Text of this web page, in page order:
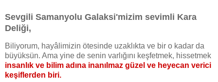
Sevgili Samanyolu Galaksi'mizim sevimli Kara
Deliği,
Biliyorum, hayâlimizin ötesinde uzaklıkta ve bir o kadar da
büyüksün. Ama yine de senin varlığını keşfetmek, hissetmek
insanlık ve bilim adına inanılmaz güzel ve heyecan verici
keşiflerden biri.